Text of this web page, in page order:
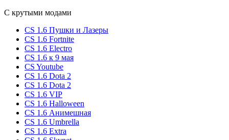
С крутыми модами
CS 1.6 Пушки и Лазеры
CS 1.6 Fortnite
CS 1.6 Electro
CS 1.6 к 9 мая
CS Youtube
CS 1.6 Dota 2
CS 1.6 Dota 2
CS 1.6 VIP
CS 1.6 Halloween
CS 1.6 Анимешная
CS 1.6 Umbrella
CS 1.6 Extra